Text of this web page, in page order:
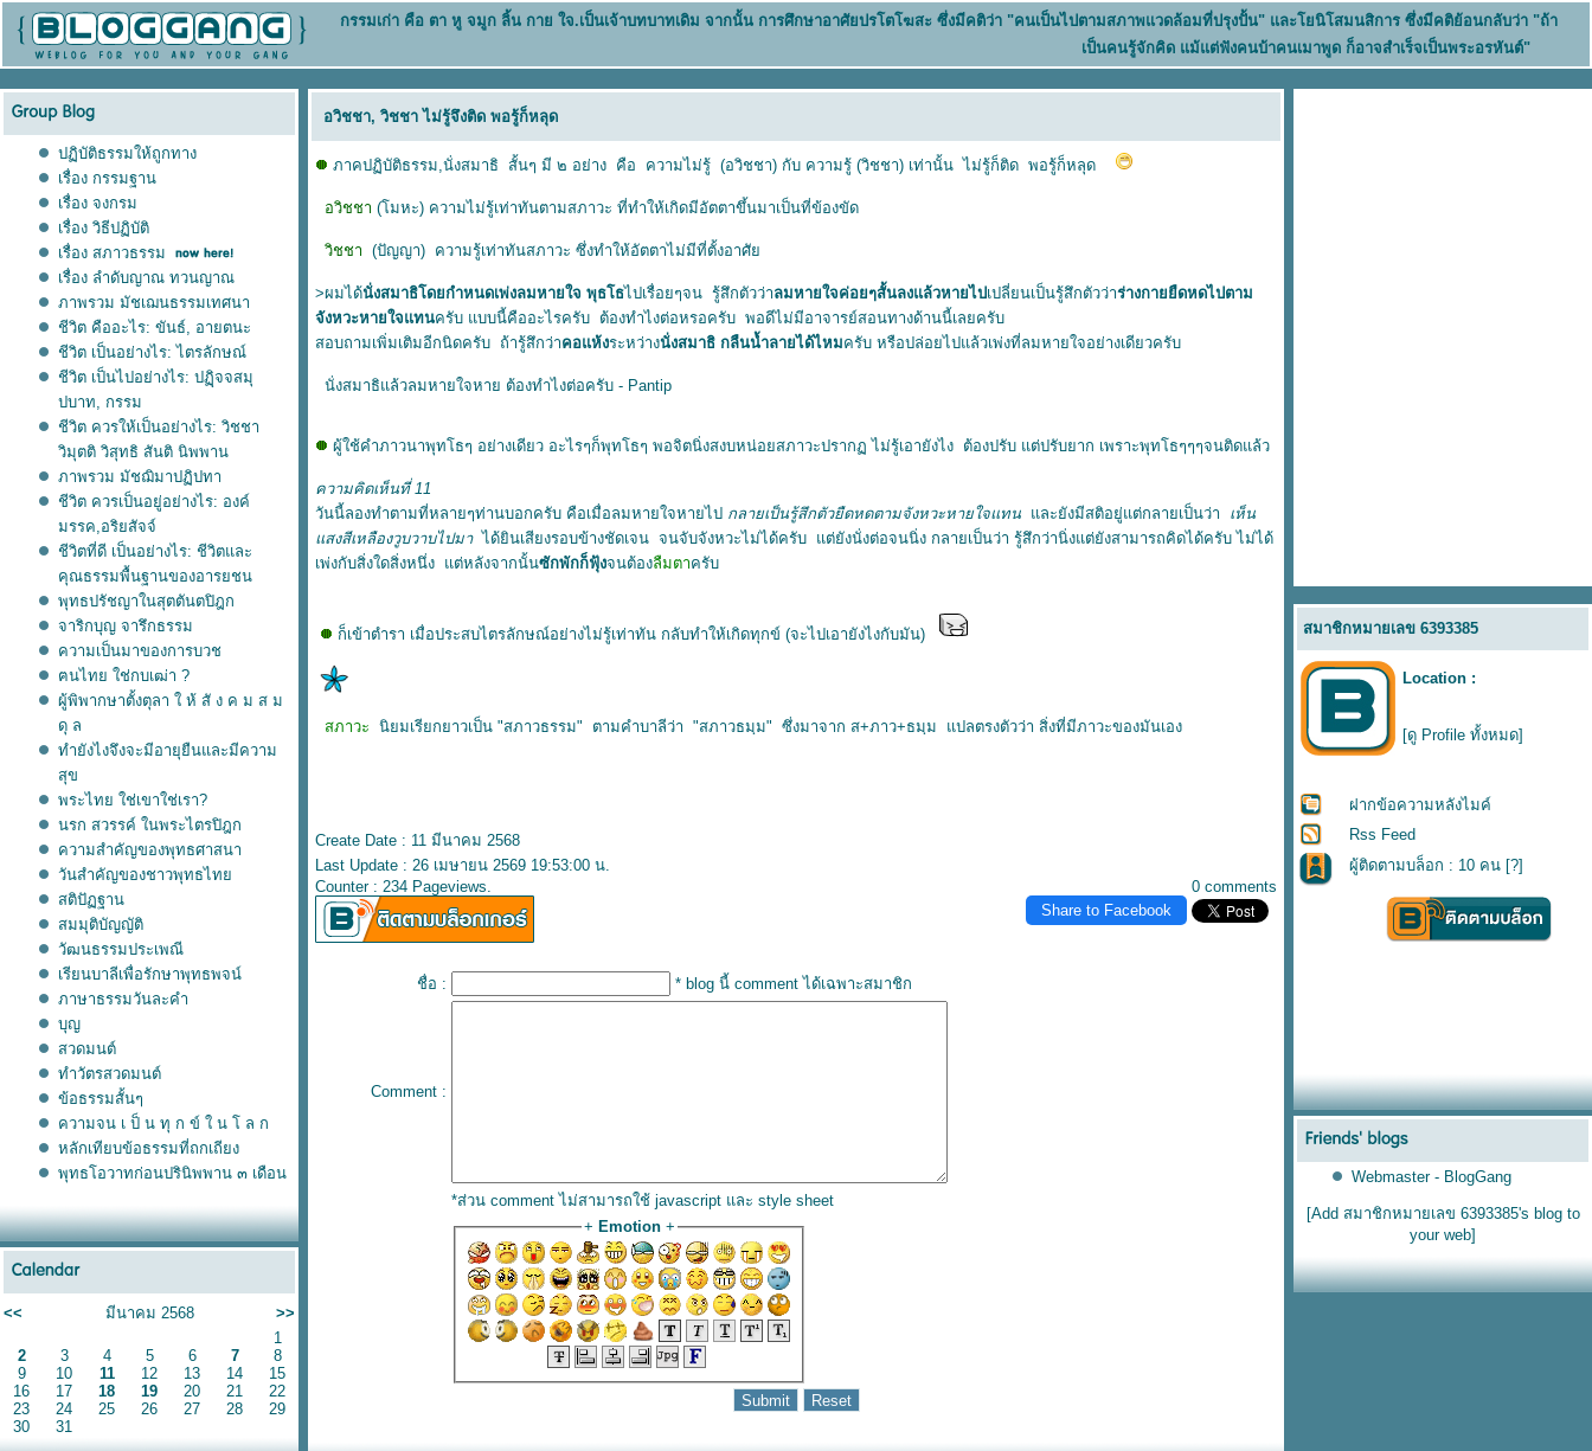
กรรมเก่า คือ ตา หู จมูก ลิ้น กาย ใจ.เป็นเจ้าบทบาทเดิม จากนั้น การศึกษาอาศัยปรโตโฆสะ ซึ่งมีคติว่า "คนเป็นไปตามสภาพแวดล้อมที่ปรุงปั้น" และโยนิโสมนสิการ ซึ่งมีคติย้อนกลับว่า "ถ้า
เป็นคนรู้จักคิด แม้แต่ฟังคนบ้าคนเมาพูด ก็อาจสำเร็จเป็นพระอรหันต์"
ปฏิบัติธรรมให้ถูกทาง
เรื่อง กรรมฐาน
เรื่อง จงกรม
เรื่อง วิธีปฏิบัติ
เรื่อง สภาวธรรม
เรื่อง ลำดับญาณ ทวนญาณ
ภาพรวม มัชเฌนธรรมเทศนา
ชีวิต คืออะไร: ขันธ์, อายตนะ
ชีวิต เป็นอย่างไร: ไตรลักษณ์
ชีวิต เป็นไปอย่างไร: ปฏฺิจจสมุ
ปบาท, กรรม
ชีวิต ควรให้เป็นอย่างไร: วิชชา
วิมุตติ วิสุทธิ สันติ นิพพาน
ภาพรวม มัชฌิมาปฏิปทา
ชีวิต ควรเป็นอยู่อย่างไร: องค์
มรรค,อริยสัจจ์
ชีวิตที่ดี เป็นอย่างไร: ชีวิตและ
คุณธรรมพื้นฐานของอารยชน
พุทธปรัชญาในสุตตันตปิฎก
จาริกบุญ จารึกธรรม
ความเป็นมาของการบวช
ฅนไทย ใช่กบเฒ่า ?
ผู้พิพากษาตั้งตุลา ใ ห้ สั ง ค ม ส ม
ดุ ล
ทำยังไงจึงจะมีอายุยืนและมีความ
สุข
พระไทย ใช่เขาใช่เรา?
นรก สวรรค์ ในพระไตรปิฎก
ความสำคัญของพุทธศาสนา
วันสำคัญของชาวพุทธไท
สติปัฏฐาน
สมมุติบัญญัติ
วัฒนธรรมประเพณี
เรียนบาลีเพื่อรักษาพุทธพจน์
ภาษาธรรมวันละคำ
บุญ
สวดมนต์
ทำวัตรสวดมนต์
ข้อธรรมสั้นๆ
ความจน เ ป็ น ทุ ก ข์ ใ น โ ล ก
หลักเทียบข้อธรรมที่ถกเถียง
พุทธโอวาทก่อนปรินิพพาน ๓ เดือน
<< มีนาคม 2568
>>
1
2
3 4 5 6 7
8
9
10 11 12 13 14
15
16
17 18 19 20 21
22
23
24 25 26 27 28
29
30
31
อวิชชา, วิชชา ไม่รู้จึงติด พอรู้ก็หลุด
ภาคปฏิบัติธรรม,นั่งสมาธิ สั้นๆ มี ๒ อย่าง คือ ความไม่รู้ (อวิชชา) กับ ความรู้ (วิชชา) เท่านั้น ไม่รู้ก็ติด พอรู้ก็หลุด
อวิชชา (โมหะ) ความไม่รู้เท่าทันตามสภาวะ ที่ทำให้เกิดมีอัตตาขึ้นมาเป็นที่ข้องขัด
วิชชา (ปัญญา) ความรู้เท่าทันสภาวะ ซึ่งทำให้อัตตาไม่มีที่ตั้งอาศั
>ผมได้นั่งสมาธิโดยกำหนดเพ่งลมหายใจ พุธโธไปเรื่อยๆจน รู้สึกตัวว่าลมหายใจค่อยๆสั้นลงแล้วหายไปเปลี่ยนเป็นรู้สึกตัวว่าร่างกายยืดหดไปตาม
จังหวะหายใจแทนครับ แบบนี้คืออะไรครับ ต้องทำไงต่อหรอครับ พอดีไม่มีอาจารย์สอนทางด้านนี้เลยครับ
สอบถามเพิ่มเติมอีกนิดครับ ถ้ารู้สึกว่าคอแห้งระหว่างนั่งสมาธิ กลืนน้ำลายได้ไหมครับ หรือปล่อยไปแล้วเพ่งที่ลมหายใจอย่างเดียวครับ
นั่งสมาธิแล้วลมหายใจหาย ต้องทำไงต่อครับ - Pantip
ผู้ใช้คำภาวนาพุทโธๆ อย่างเดียว อะไรๆก็พุทโธๆ พอจิตนิ่งสงบหน่อยสภาวะปรากฏ ไม่รู้เอายังไง ต้องปรับ แต่ปรับยาก เพราะพุทโธๆๆๆจนติดแล้ว
ความคิดเห็นที่ 11
วันนี้ลองทำตามที่หลายๆท่านบอกครับ คือเมื่อลมหายใจหายไป กลายเป็นรู้สึกตัวยืดหดตามจังหวะหายใจแทน ละยังมีสติอยู่แต่กลายเป็นว่า
เห็น
สงสีเหลืองวูบวาบไปมาได้ยินเสียงรอบข้างชัดเจน จนจับจังหวะไม่ได้ครับ แต่ยังนั่งต่อจนนิ่ง กลายเป็นว่า รู้สึกว่านิ่งแต่ยังสามารถคิดได้ครับ ไม่ได้
เพ่งกับสิ่งใดสิ่งหนึ่ง แต่หลังจากนั้นซักพักก็ฟุ้งจนต้องลืมตาครับ
ก็เข้าตำรา เมื่อประสบไตรลักษณ์อย่างไม่รู้เท่าทัน กลับทำให้เกิดทุกข์ (จะไปเอายังไงกับมัน)
สภาวะ นิยมเรียกยาวเป็น "สภาวธรรม" ตามคำบาลีว่า "สภาวธมฺม" ซึ่งมาจาก ส+ภาว+ธมฺม แปลตรงตัวว่า สิ่งที่มีภาวะของมันเอง
Create Date : 11 มีนาคม 2568
Last Update : 26 เมษายน 2569 19:53:00 น.
0 comments
Counter : 234 Pageviews.
Share to Facebook
ชื่อ : * blog นี้ comment ได้เฉพาะสมาชิก
Comment :
*ส่วน comment ไม่สามารถใช้ javascript และ style sheet
+ Emotion+
สมาชิกหมายเลข 6393385
Location :
[ดู Profile ทั้งหมด]
ฝากข้อความหลังไมค์
Rss Feed
ผู้ติดตามบล็อก : 10 คน [?]
Webmaster - BlogGang
[Add สมาชิกหมายเลข 6393385's blog to
your web]